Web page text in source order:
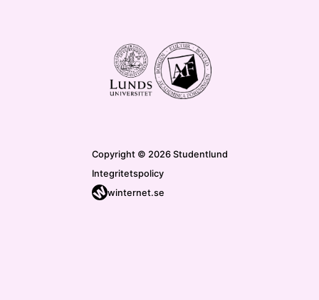
Copyright © 2026 Studentlund
Integritetspolicy
winternet.se